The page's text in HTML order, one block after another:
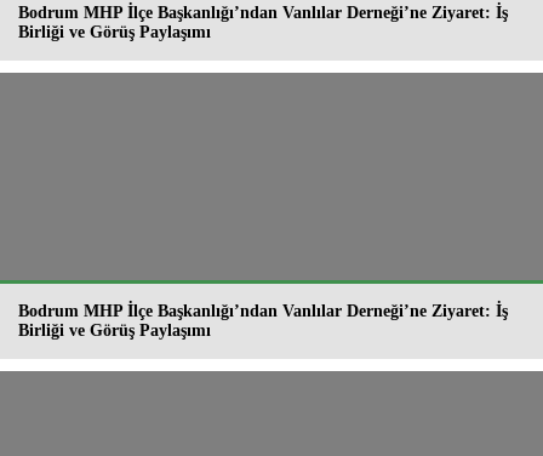
Bodrum MHP İlçe Başkanlığı’ndan Vanlılar Derneği’ne Ziyaret: İş
Birliği ve Görüş Paylaşımı
Bodrum MHP İlçe Başkanlığı’ndan Vanlılar Derneği’ne Ziyaret: İş
Birliği ve Görüş Paylaşımı